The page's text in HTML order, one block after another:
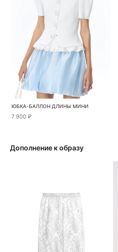
ЮБКА-БАЛЛОН ДЛИНЫ МИНИ
7 900 ₽
Дополнение к образу